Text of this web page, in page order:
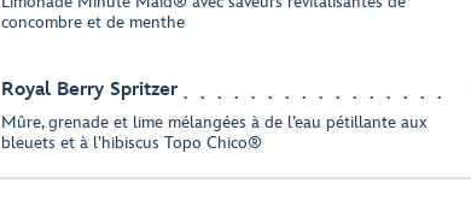
concombre et de menthe
Royal Berry Spritzer
Mûre, grenade et lime mélangées à de l’eau pétillante aux
bleuets et à l’hibiscus Topo Chico®